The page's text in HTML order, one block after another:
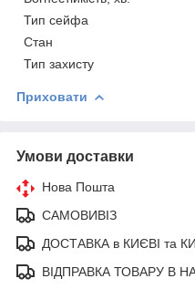
Тип сейфа
Стан
Тип захисту
Приховати
Умови доставки
Нова Пошта
САМОВИВІЗ
ДОСТАВКА в КИЄВІ та
ВІДПРАВКА ТОВАРУ В